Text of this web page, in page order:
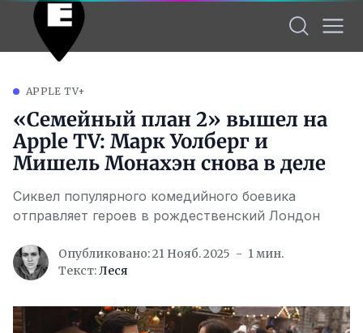
APPLE TV+
«Семейный план 2» вышел на
Apple TV: Марк Уолберг и
Мишель Монахэн снова в деле
Сиквел популярного комедийного боевика
отправляет героев в рождественский Лондон
Опубликовано: 21 Нояб. 2025
1 мин.
Текст:Леся